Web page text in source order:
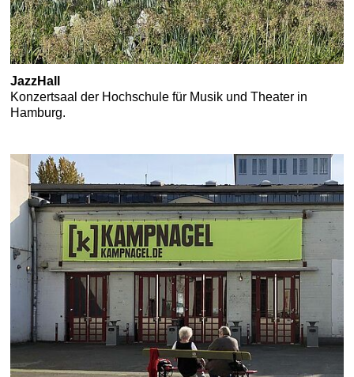
JazzHall
Konzertsaal der Hochschule für Musik und Theater in
Hamburg.